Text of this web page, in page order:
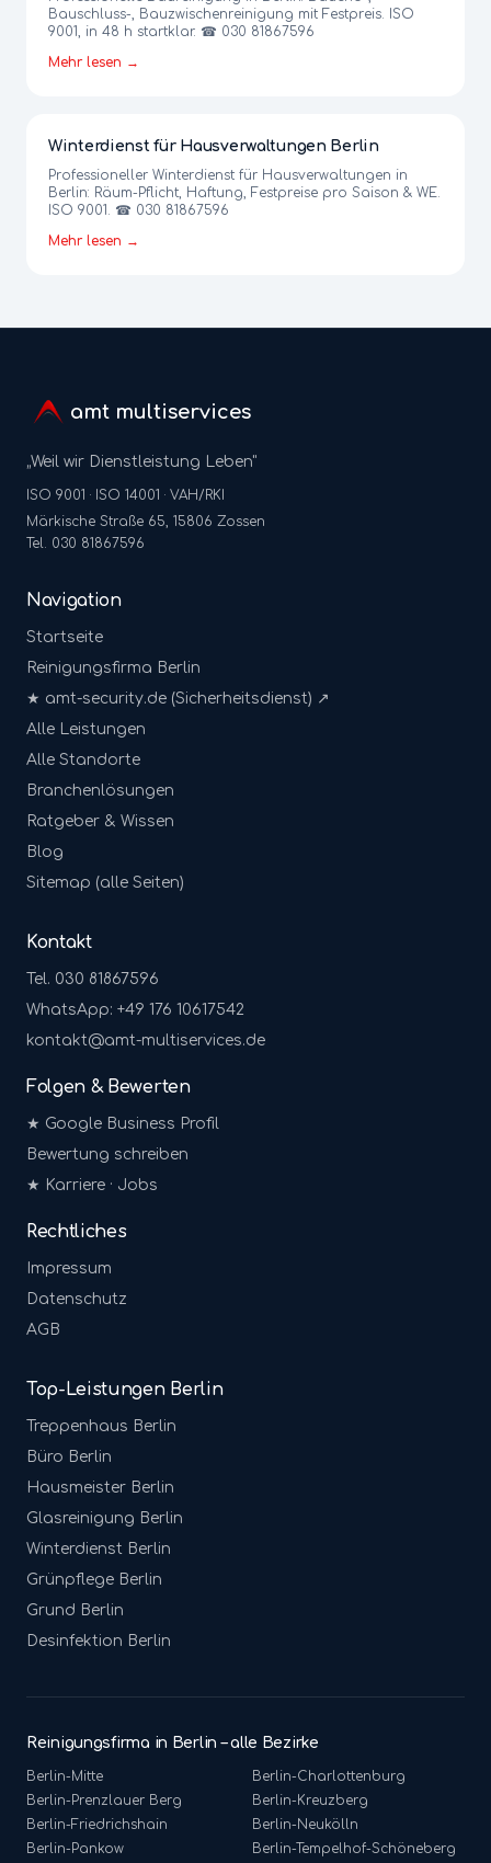
Bauschluss-, Bauzwischenreinigung mit Festpreis. ISO
9001, in 48 h startklar. ☎ 030 81867596
Mehr lesen →
Winterdienst für Hausverwaltungen Berlin
Professioneller Winterdienst für Hausverwaltungen in
Berlin: Räum-Pflicht, Haftung, Festpreise pro Saison & WE.
ISO 9001. ☎ 030 81867596
Mehr lesen →
amt multiservices
„Weil wir Dienstleistung Leben"
ISO 9001 · ISO 14001 · VAH/RKI
Märkische Straße 65, 15806 Zossen
Tel. 030 81867596
Navigation
Startseite
Reinigungsfirma Berlin
★ amt-security.de (Sicherheitsdienst) ↗
Alle Leistungen
Alle Standorte
Branchenlösungen
Ratgeber & Wissen
Blog
Sitemap (alle Seiten)
Kontakt
Tel. 030 81867596
WhatsApp: +49 176 10617542
kontakt@amt-multiservices.de
Folgen & Bewerten
★ Google Business Profil
Bewertung schreiben
★ Karriere · Jobs
Rechtliches
Impressum
Datenschutz
AGB
Top-Leistungen Berlin
Treppenhaus Berlin
Büro Berlin
Hausmeister Berlin
Glasreinigung Berlin
Winterdienst Berlin
Grünpflege Berlin
Grund Berlin
Desinfektion Berlin
Reinigungsfirma in Berlin – alle Bezirke
Berlin-Mitte Berlin-Charlottenburg
Berlin-Prenzlauer Berg Berlin-Kreuzberg
Berlin-Friedrichshain Berlin-Neukölln
Berlin-Pankow Berlin- Tempelhof-Schöneberg